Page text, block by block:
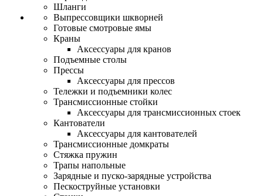
Шланги
Выпрессовщики шкворней
Готовые смотровые ямы
Краны
Аксессуары для кранов
Подъемные столы
Прессы
Аксессуары для прессов
Тележки и подъемники колес
Трансмиссионные стойки
Аксессуары для трансмиссионных стоек
Кантователи
Аксессуары для кантователей
Трансмиссионные домкраты
Стяжка пружин
Трапы напольные
Зарядные и пуско-зарядные устройства
Пескоструйные установки